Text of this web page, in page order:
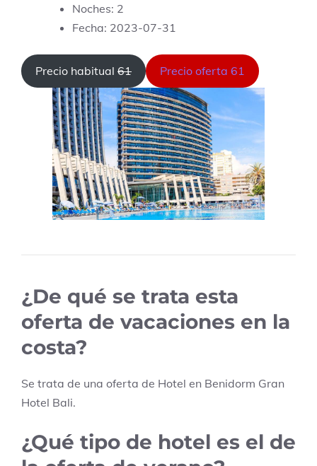
Noches: 2
Fecha: 2023-07-31
Precio habitual 61 Precio oferta 61
¿De qué se trata esta
oferta de vacaciones en la
costa?
Se trata de una oferta de Hotel en Benidorm Gran
Hotel Bali.
¿Qué tipo de hotel es el de